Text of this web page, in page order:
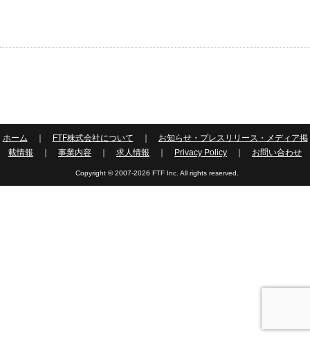
ホーム FTF株式会社について
お知らせ・プレスリリース・メディア掲
載情報
事業内容 求人情報 Privacy Policy お問い合わせ
Copyright © 2007-2026 FTF Inc. All rights reserved.